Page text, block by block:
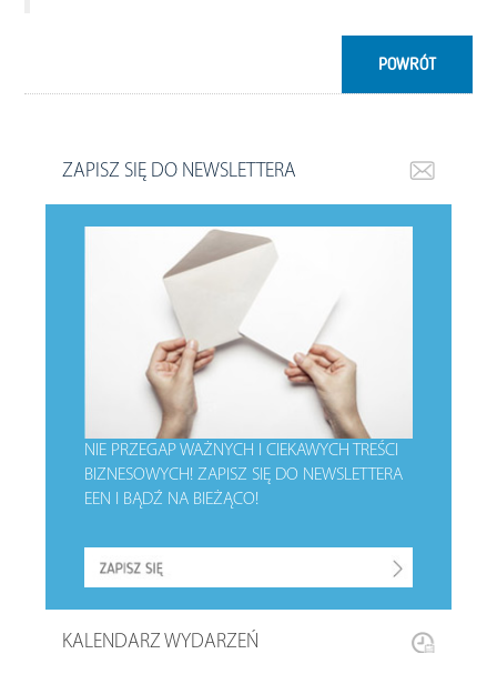
POWRÓT
ZAPISZ SIĘ DO NEWSLETTERA
NIE PRZEGAP WAŻNYCH I CIEKAWYCH TREŚCI
BIZNESOWYCH!ZAPISZ SIĘ DO NEWSLETTERA
EEN I BĄDŹ NA BIEŻĄCO!
KALENDARZ WYDARZEŃ